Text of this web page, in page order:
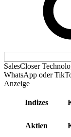
SalesCloser
WhatsApp oder
Anzeige
Indizes
Aktien